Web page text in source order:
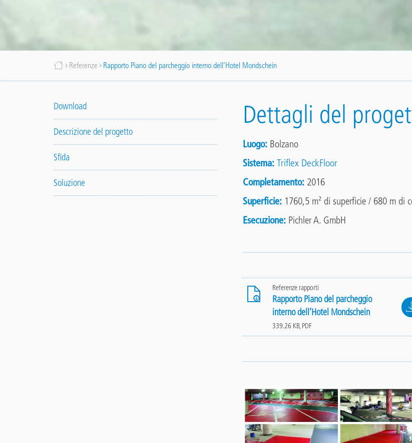
Briciole
pane
Referenze Rapporto Piano del parcheggio interno dell’Hotel Mondschein
Download
Descrizione del progetto
Sfida
Soluzione
Dettagli del
Luogo Bolzano
Sistema Triflex DeckFloor
Completamento 2016
Superficie 1760,5 m² di superficie / 680 m
Esecuzione Pichler A. GmbH
Referenze rapporti
Rapporto Piano del parcheggio
interno dell’Hotel Mondschein
File
339.26 KB, PDF